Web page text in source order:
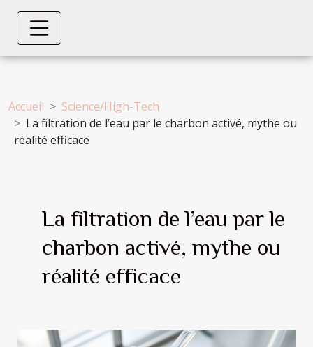
Accueil
Science/High-Tech
La filtration de l’eau par le charbon activé, mythe ou
réalité efficace
La filtration de l’eau par le
charbon activé, mythe ou
réalité efficace